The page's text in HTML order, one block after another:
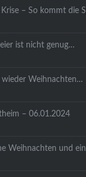
– So kommt die
ist nicht genug…
wieder Weihnachten…
– 06.01.2024
Weihnachten und